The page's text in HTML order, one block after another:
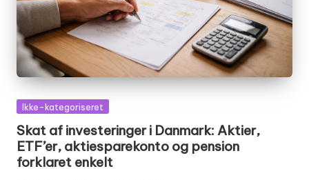
Posted
Ikke-kategoriseret
Skat af investeringer i Danmark: Aktier,
ETF’er, aktiesparekonto og pension
forklaret enkelt